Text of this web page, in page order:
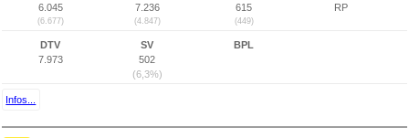
6.045
(6.677)
7.236
(4.847)
615
(449)
RP
DTV
7.973
SV
502
(6,3%)
BPL
Infos...